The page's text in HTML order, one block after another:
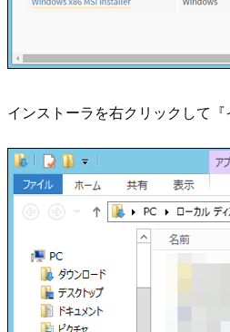
インストーラを右クリックして『